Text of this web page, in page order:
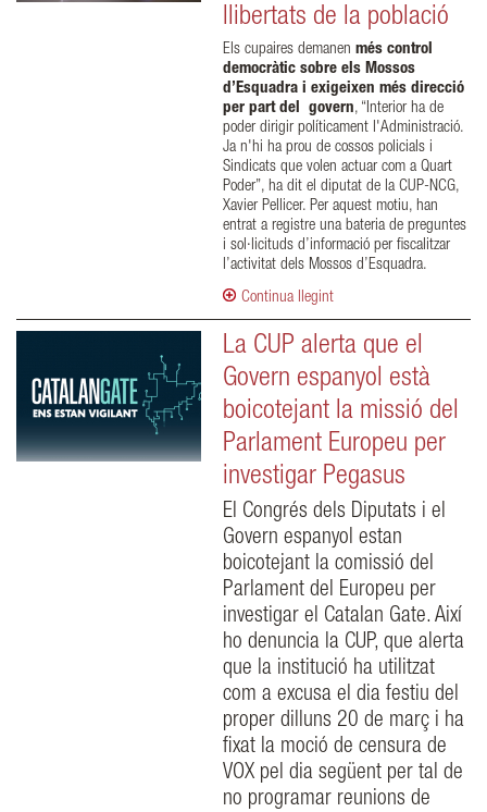
llibertats de la població
Els cupaires demanen més control
democràtic sobre els Mossos
d’Esquadra i exigeixen més direcció
per part del govern, “Interior ha de
poder dirigir políticament l'Administració.
Ja n'hi ha prou de cossos policials i
Sindicats que volen actuar com a Quart
Poder”, ha dit el diputat de la CUP-NCG,
Xavier Pellicer. Per aquest motiu, han
entrat a registre una bateria de preguntes
i sol·licituds d’informació per fiscalitzar
l’activitat dels Mossos d’Esquadra.
Continua llegint
La CUP alerta que el
Govern espanyol està
boicotejant la missió del
Parlament Europeu per
investigar Pegasus
El Congrés dels Diputats i el
Govern espanyol estan
boicotejant la comissió del
Parlament del Europeu per
investigar el Catalan Gate. Així
ho denuncia la CUP, que alerta
que la institució ha utilitzat
com a excusa el dia festiu del
proper dilluns 20 de març i ha
fixat la moció de censura de
VOX pel dia següent per tal de
no programar reunions de